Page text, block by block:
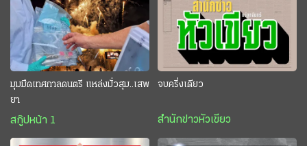
มุมมืดเทศกาลดนตรี แหล่งมั่วสุม..เสพ
ยา
สกู๊ปหน้า 1
จบครึ่งเดียว
สำนักข่าวหัวเขียว